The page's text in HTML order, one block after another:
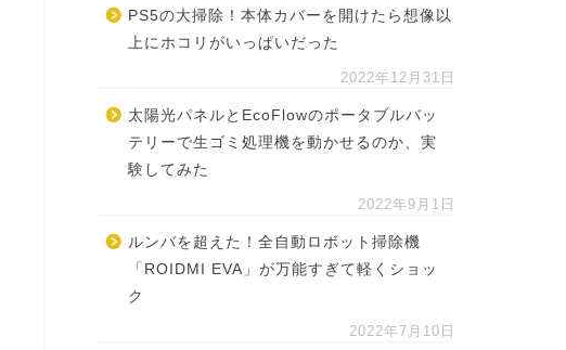
PS5の大掃除！本体カバーを開けたら想像以
上にホコリがいっぱいだった
2022年12月31日
太陽光パネルとEcoFlowのポータブルバッ
テリーで生ゴミ処理機を動かせるのか、実
験してみた
2022年9月1日
ルンバを超えた！全自動ロボット掃除機
「ROIDMI EVA」が万能すぎて軽くショッ
ク
2022年7月10日